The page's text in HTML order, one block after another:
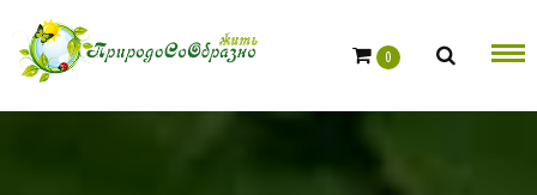
content
0